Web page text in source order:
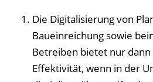
Die Digitalisierung von
Baueinreichung sowie
Betreiben bietet nur dann
Effektivität, wenn in der